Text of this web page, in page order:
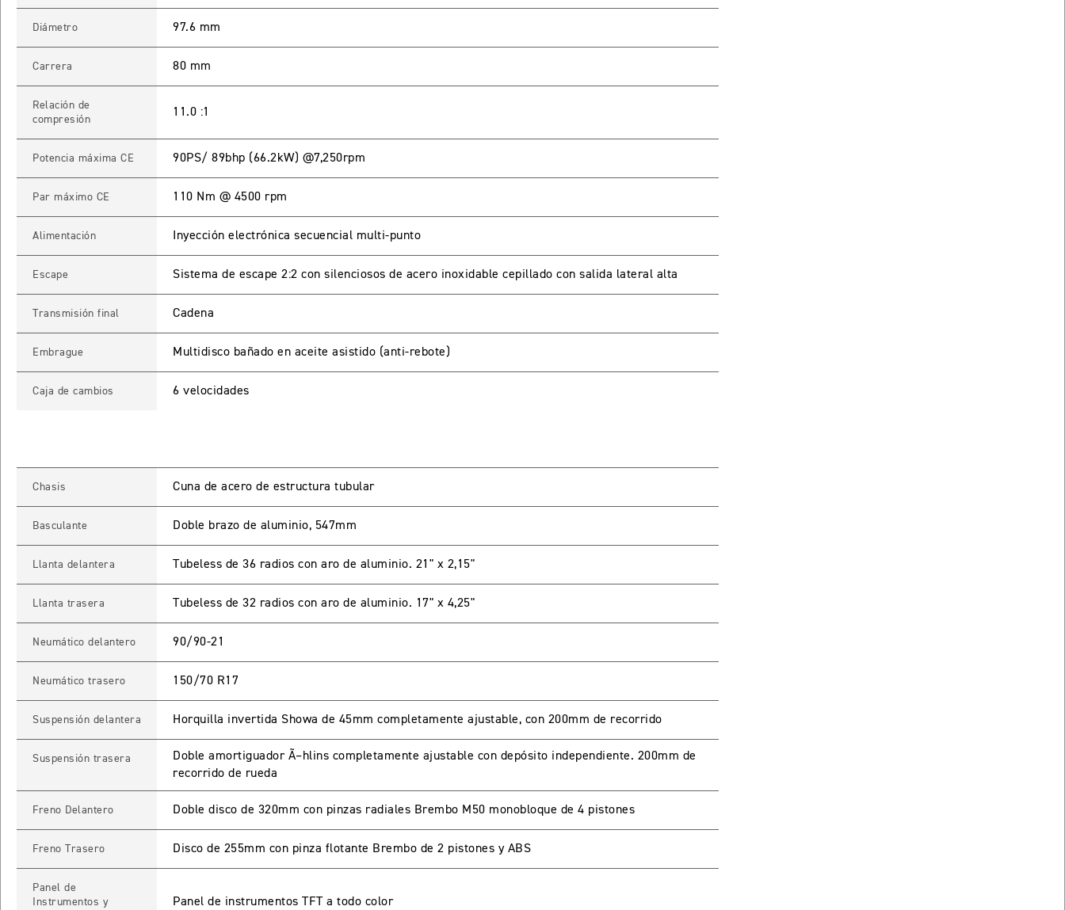
Diámetro 97.6 mm
Carrera 80 mm
Relación de
compresión
11.0 :1
Potencia máxima CE 90PS/ 89bhp (66.2kW) @7,250rpm
Par máximo CE 110 Nm @ 4500 rpm
Alimentación Inyección electrónica secuencial multi-punto
Escape Sistema de escape 2:2 con silenciosos de acero inoxidable cepillado con salida lateral alta
Transmisión final Cadena
Embrague Multidisco bañado en aceite asistido (anti-rebote)
Caja de cambios 6 velocidades
Chasis Cuna de acero de estructura tubular
Basculante Doble brazo de aluminio, 547mm
Llanta delantera Tubeless de 36 radios con aro de aluminio. 21" x 2,15"
Llanta trasera Tubeless de 32 radios con aro de aluminio. 17" x 4,25"
Neumático delantero 90/90-21
Neumático trasero 150/70 R17
Suspensión delantera Horquilla invertida Showa de 45mm completamente ajustable, con 200mm de recorrido
Suspensión trasera
Doble amortiguador Ã–hlins completamente ajustable con depósito independiente. 200mm de
recorrido de rueda
Freno Delantero Doble disco de 320mm con pinzas radiales Brembo M50 monobloque de 4 pistones
Freno Trasero Disco de 255mm con pinza flotante Brembo de 2 pistones y ABS
Panel de
Instrumentos y
Panel de instrumentos TFT a todo color
INGRESO CLIENTES
registrarte.
INICIAR NUEVA CUENTA